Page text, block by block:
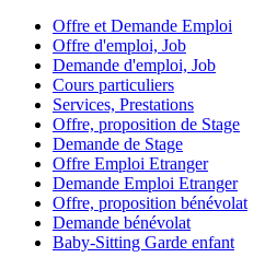
Offre et Demande Emploi
Offre d'emploi, Job
Demande d'emploi, Job
Cours particuliers
Services, Prestations
Offre, proposition de Stage
Demande de Stage
Offre Emploi Etranger
Demande Emploi Etranger
Offre, proposition bénévolat
Demande bénévolat
Baby-Sitting Garde enfant